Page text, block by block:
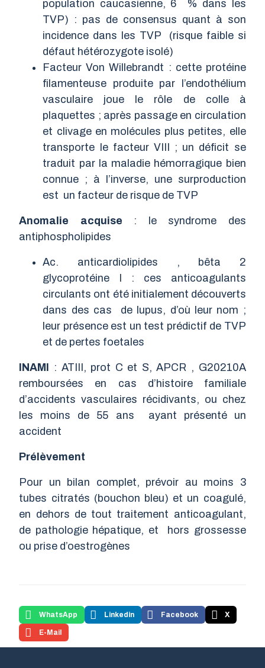
population caucasienne, 6 % dans les
TVP) : pas de consensus quant à son
incidence dans les TVP (risque faible si
défaut hétérozygote isolé)
Facteur Von Willebrandt : cette protéine
filamenteuse produite par l’endothélium
vasculaire joue le rôle de colle à
plaquettes ; après passage en circulation
et clivage en molécules plus petites, elle
transporte le facteur VIII ; un déficit se
traduit par la maladie hémorragique bien
connue ; à l’inverse, une surproduction
est un facteur de risque de TVP
Anomalie acquise : le syndrome des
antiphospholipides
Ac. anticardiolipides , bêta 2
glycoprotéine I : ces anticoagulants
circulants ont été initialement découverts
dans des cas de lupus, d’où leur nom ;
leur présence est un test prédictif de TVP
et de pertes foetales
INAMI
: ATIII, prot C et S, APCR , G20210A
remboursées en cas d’histoire familiale
d’accidents vasculaires récidivants, ou chez
les moins de 55 ans ayant présenté un
accident
Prélèvement
Pour un bilan complet, prévoir au moins 3
tubes citratés (bouchon bleu) et un coagulé,
en dehors de tout traitement anticoagulant,
de pathologie hépatique, et hors grossesse
ou prise d’oestrogènes
WhatsApp Linkedin Facebook X
E-Mail